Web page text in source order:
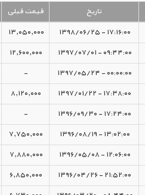
تاریخ قیمت قبلی
۱۷:۱۶:۰۰ - ۱۳۹۸/۰۶/۲۵ ۱۳,۰۵۰,۰۰۰
۰۹:۴۴:۰۰ - ۱۳۹۷/۰۷/۰۱ ۱۲,۶۰۰,۰۰۰
۰۰:۰۰:۰۰ - ۱۳۹۷/۰۵/۲۴ -
۱۷:۳۸:۰۰ - ۱۳۹۷/۰۱/۲۲ ۸,۱۲۰,۰۰۰
۱۷:۲۴:۰۰ - ۱۳۹۶/۰۹/۳۰ -
۱۳:۰۲:۰۰ - ۱۳۹۶/۰۸/۱۹ ۷,۷۵۰,۰۰۰
۱۲:۰۶:۰۰ - ۱۳۹۶/۰۵/۰۸ ۷,۸۸۰,۰۰۰
۲۱:۵۲:۰۰ - ۱۳۹۶/۰۴/۲۶ ۶,۸۵۰,۰۰۰